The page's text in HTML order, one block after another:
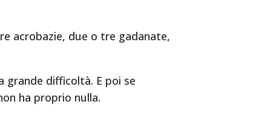
acrobazie, due o tre gadanate,
grande difficoltà. E poi se
ha proprio nulla.